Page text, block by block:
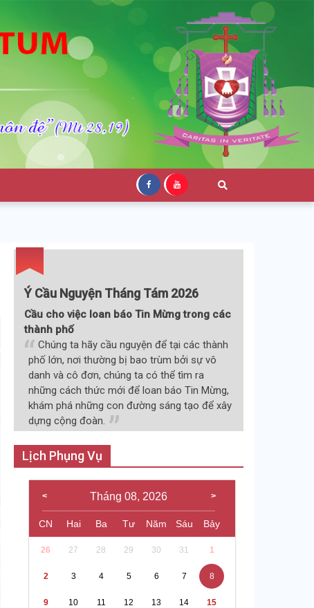
Ý Cầu Nguyện Tháng Tám 2026
Cầu cho việc loan báo Tin Mừng trong các
thành phố
Chúng ta hãy cầu nguyện để tại các thành
phố lớn, nơi thường bị bao trùm bởi sự vô
danh và cô đơn, chúng ta có thể tìm ra
những cách thức mới để loan báo Tin Mừng,
khám phá những con đường sáng tạo để xây
dựng cộng đoàn.
Lịch Phụng Vụ
Tháng 08, 2026
CN Hai Ba Tư Năm Sáu Bảy
26 27 28 29 30 31 1
2 3 4 5 6 7 8
9 10 11 12 13 14 15